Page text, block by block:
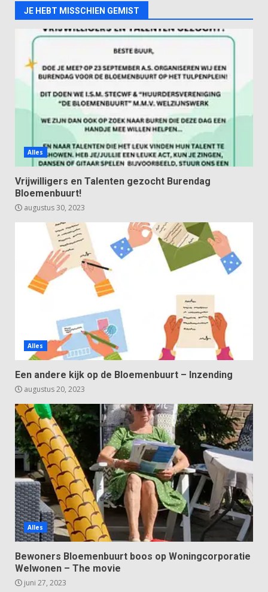
JE HEBT MISSCHIEN GEMIST
Alles
Vrijwilligers en Talenten gezocht Burendag
Bloemenbuurt!
augustus 30, 2023
Alles
Een andere kijk op de Bloemenbuurt – Inzending
augustus 20, 2023
Alles
Bewoners Bloemenbuurt boos op Woningcorporatie
Welwonen – The movie
juni 27, 2023